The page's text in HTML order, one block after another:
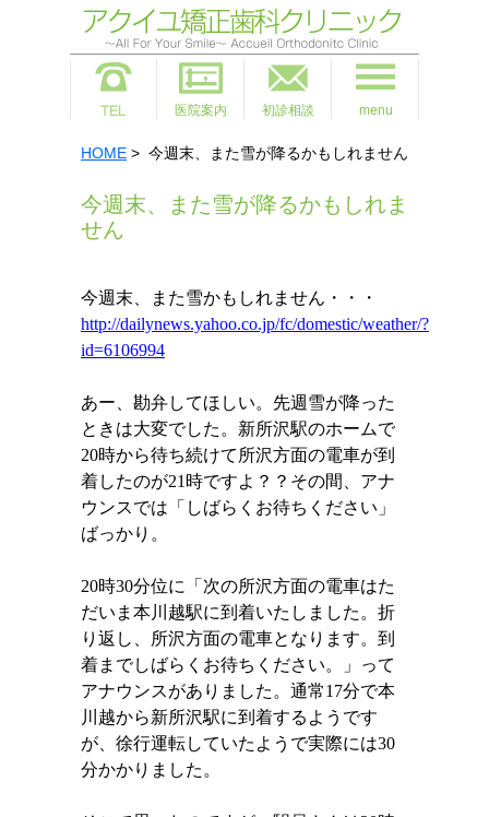
医院案内 初診相談 menu
HOME > 今週末、また雪が降るかもしれません
今週末、また雪が降るかもしれま
せん
今週末、また雪かもしれません・・・
http://dailynews.yahoo.co.jp/fc/domestic/weather/?
id=6106994
あー、勘弁してほしい。先週雪が降った
ときは大変でした。新所沢駅のホームで
20時から待ち続けて所沢方面の電車が到
着したのが21 時ですよ？？その間、アナ
ウンスでは「しばらくお待ちください」
ばっかり。
20時30分位に「次の所沢方面の電車はた
だいま本川越駅に到着いたしました。折
り返し、所沢方面の電車となります。到
着までしばらくお待ちください。」って
アナウンスがありました。通常17分で本
川越から新所沢駅に到着するようです
が、徐行運転していたようで実際には30
分かかりました。